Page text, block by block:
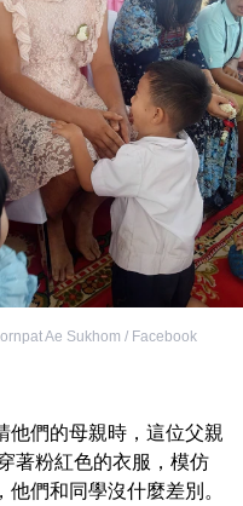
Ae Sukhom / Facebook
他們的母親時，這位父親
著粉紅色的衣服，模仿
們和同學沒什麼差別。